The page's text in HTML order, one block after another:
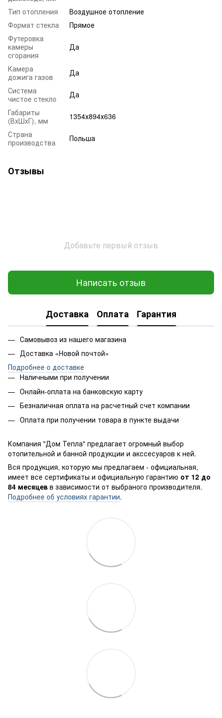
Тип отопления
Воздушное отопление
Формат стекла
Прямое
Футеровка
камеры
сгорания
Да
Камера
дожига газов
Да
Система
чистое стекло
Да
Габариты
(ВхШхГ), мм
1354х894х636
Страна
производства
Польша
Отзывы
Добавьте первый отзыв
Написать отзыв
Доставка Оплата Гарантия
Самовывоз из нашего магазина
Доставка «Новой почтой»
Подробнее о доставке
Наличными при получении
Онлайн-оплата на банковскую карту
Безналичная оплата на расчетный счет компании
Оплата при получении товара в пункте выдачи
Компания "Дом Тепла" предлагает огромный выбор
отопительной и банной продукции и акссесуаров к ней.
Вся продукция, которую мы предлагаем - официальная,
имеет все сертификаты и официальную гарантию от 12 до
84 месяцев в зависимости от выбраного производителя.
Подробнее об условиях гарантии.